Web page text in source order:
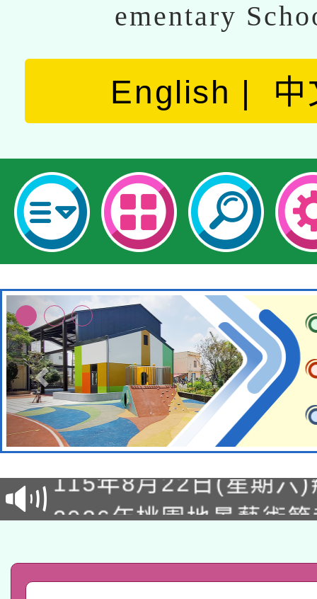
ementary
English 中
轉知經濟部水利署委託
業技術研究院辦理「
用水績優單位及節水達
115年8月22日(星期六
桃園市孔廟祈福系列
2026年桃園地景藝術
關事宜
轉知教育部國民及學前